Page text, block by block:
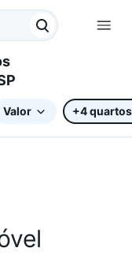
Valor +4 quartos